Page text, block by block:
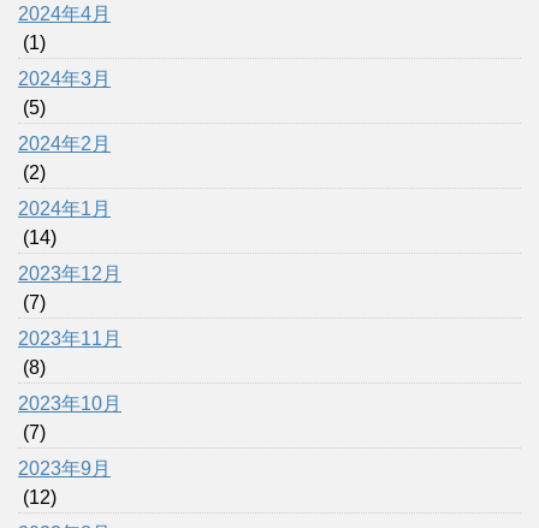
2024年4月
(1)
2024年3月
(5)
2024年2月
(2)
2024年1月
(14)
2023年12月
(7)
2023年11月
(8)
2023年10月
(7)
2023年9月
(12)